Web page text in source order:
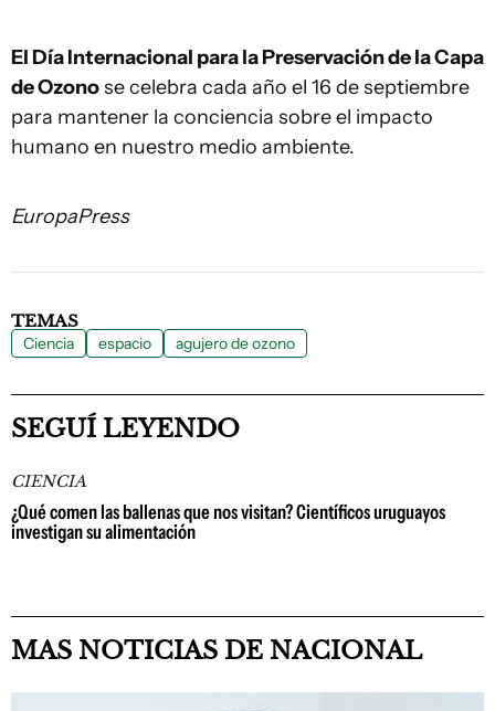
El Día Internacional para la Preservación de la Capa
de Ozonose celebra cada año el 16 de septiembre
para mantener la conciencia sobre el impacto
humano en nuestro medio ambiente.
EuropaPress
TEMAS
Ciencia espacio agujero de ozono
SEGUÍ LEYENDO
CIENCIA
¿Qué comen las ballenas que nos visitan? Científicos uruguayos
investigan su alimentación
MAS NOTICIAS DE NACIONAL